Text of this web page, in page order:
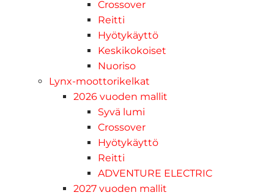
Crossover
Reitti
Hyötykäyttö
Keskikokoiset
Nuoriso
Lynx-moottorikelkat
2026 vuoden mallit
Syvä lumi
Crossover
Hyötykäyttö
Reitti
ADVENTURE ELECTRIC
2027 vuoden mallit